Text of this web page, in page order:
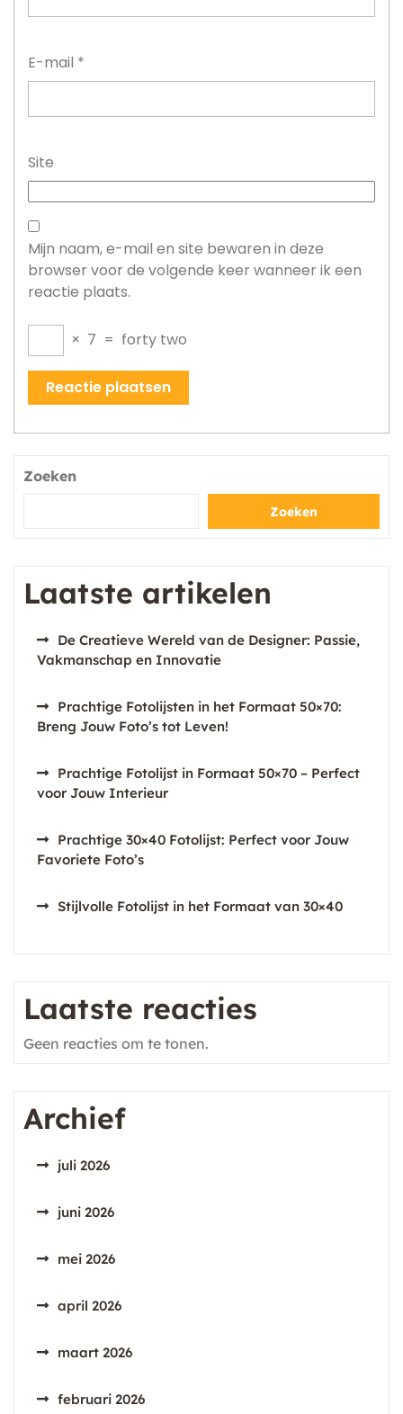
E-mail *
Site
Mijn naam, e-mail en site bewaren in deze
browser voor de volgende keer wanneer ik een
reactie plaats.
× 7 = forty two
Zoeken
Zoeken
Laatste artikelen
De Creatieve Wereld van de Designer: Passie,
Vakmanschap en Innovatie
Prachtige Fotolijsten in het Formaat 50×70:
Breng Jouw Foto’s tot Leven!
Prachtige Fotolijst in Formaat 50×70 – Perfect
voor Jouw Interieur
Prachtige 30×40 Fotolijst: Perfect voor Jouw
Favoriete Foto’s
Stijlvolle Fotolijst in het Formaat van 30×40
Laatste reacties
Geen reacties om te tonen.
Archief
juli 2026
juni 2026
mei 2026
april 2026
maart 2026
februari 2026